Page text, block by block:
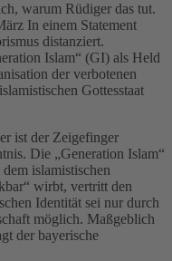
warum Rüdiger das tut.
In einem Statement
distanziert.
Islam“ (GI) als Held
der verbotenen
Gottesstaat
ist der Zeigefinger
Die „Generation Islam“
islamistischen
wirbt, vertritt den
Identität sei nur durch
möglich. Maßgeblich
der bayerische